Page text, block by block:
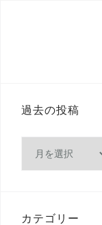
過去の投稿
稿
カテゴリー